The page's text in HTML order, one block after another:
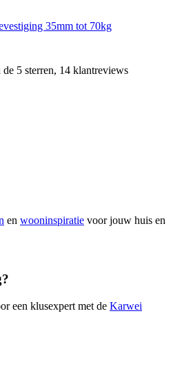
35mm tot 70kg
5 sterren, 14 klantreviews
en wooninspiratie voor jouw huis en
een klusexpert met de Karwei